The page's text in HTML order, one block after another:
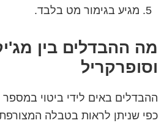
מגיע בגימור מט בלבד.
מה ההבדלים בין
וסופרקריל
ההבדלים באים לידי ביטוי
כפי שניתן לראות בטבלה